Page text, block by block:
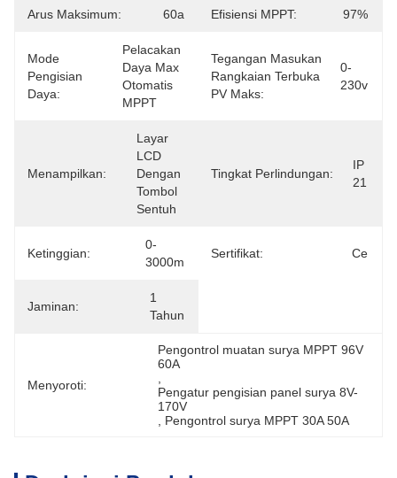
Arus Maksimum: 60a Efisiensi MPPT: 97%
Mode
Pengisian
Daya:
Pelacakan
Daya Max
Otomatis
MPPT
Tegangan Masukan
Rangkaian Terbuka
PV Maks:
0-
230v
Menampilkan:
Layar
LCD
Dengan
Tombol
Sentuh
Tingkat Perlindungan:
IP
21
Ketinggian:
0-
3000m
Sertifikat: Ce
Jaminan:
1
Tahun
Menyoroti:
Pengontrol muatan surya MPPT 96V
60A
Pengatur pengisian panel surya 8V-
170V
Pengontrol surya MPPT 30A 50A